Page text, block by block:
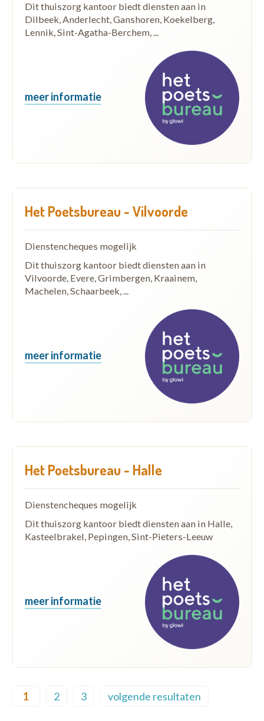
Dit thuiszorg kantoor biedt diensten aan in
Dilbeek, Anderlecht, Ganshoren, Koekelberg,
Lennik, Sint-Agatha-Berchem, ...
meer informatie
Het Poetsbureau - Vilvoorde
Dienstencheques mogelijk
Dit thuiszorg kantoor biedt diensten aan in
Vilvoorde, Evere, Grimbergen, Kraainem,
Machelen, Schaarbeek, ...
meer informatie
Het Poetsbureau - Halle
Dienstencheques mogelijk
Dit thuiszorg kantoor biedt diensten aan in Halle,
Kasteelbrakel, Pepingen, Sint-Pieters-Leeuw
meer informatie
1 2 3 volgende resultaten